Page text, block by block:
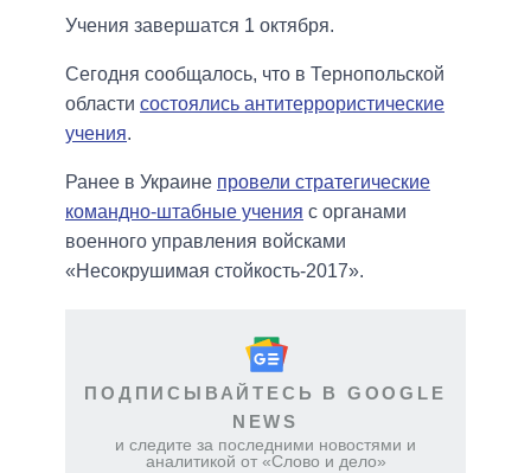
Учения завершатся 1 октября.
Сегодня сообщалось, что в Тернопольской
области состоялись антитеррористические
учения.
Ранее в Украине провели стратегические
командно-штабные учения с органами
военного управления войсками
«Несокрушимая стойкость-2017».
ПОДПИСЫВАЙТЕСЬ В GOOGLE
NEWS
и следите за последними новостями и
аналитикой от «Слово и дело»